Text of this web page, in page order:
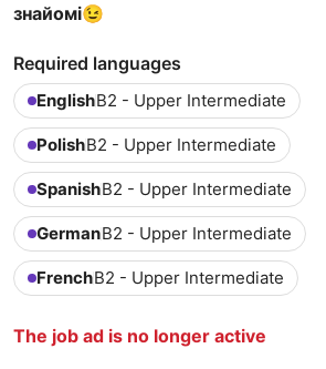
знайомі😉
Required languages
EnglishB2 - Upper Intermediate
PolishB2 - Upper Intermediate
SpanishB2 - Upper Intermediate
GermanB2 - Upper Intermediate
FrenchB2 - Upper Intermediate
The job ad is no longer active